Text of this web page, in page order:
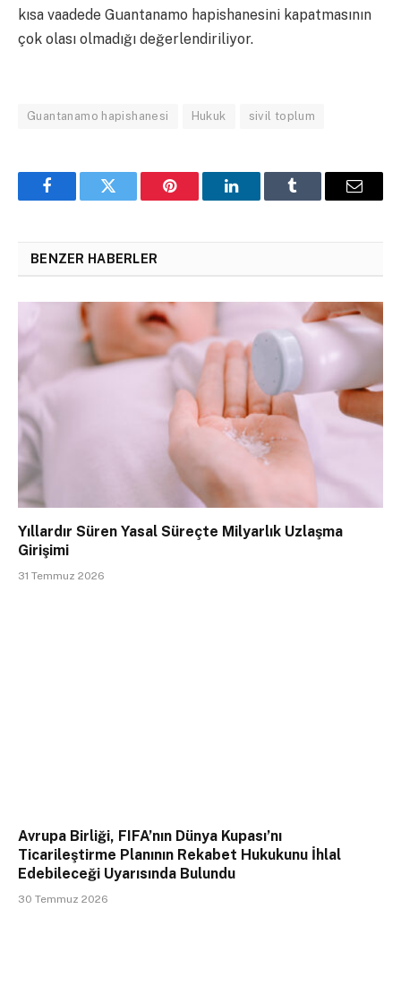
kısa vaadede Guantanamo hapishanesini kapatmasının
çok olası olmadığı değerlendiriliyor.
Guantanamo hapishanesi Hukuk sivil toplum
FacebookTwitter Pinterest LinkedInTumblr Email
BENZER HABERLER
Yıllardır Süren Yasal Süreçte Milyarlık Uzlaşma
Girişimi
31 Temmuz 2026
Avrupa Birliği, FIFA’nın Dünya Kupası’nı
Ticarileştirme Planının Rekabet Hukukunu İhlal
Edebileceği Uyarısında Bulundu
30 Temmuz 2026